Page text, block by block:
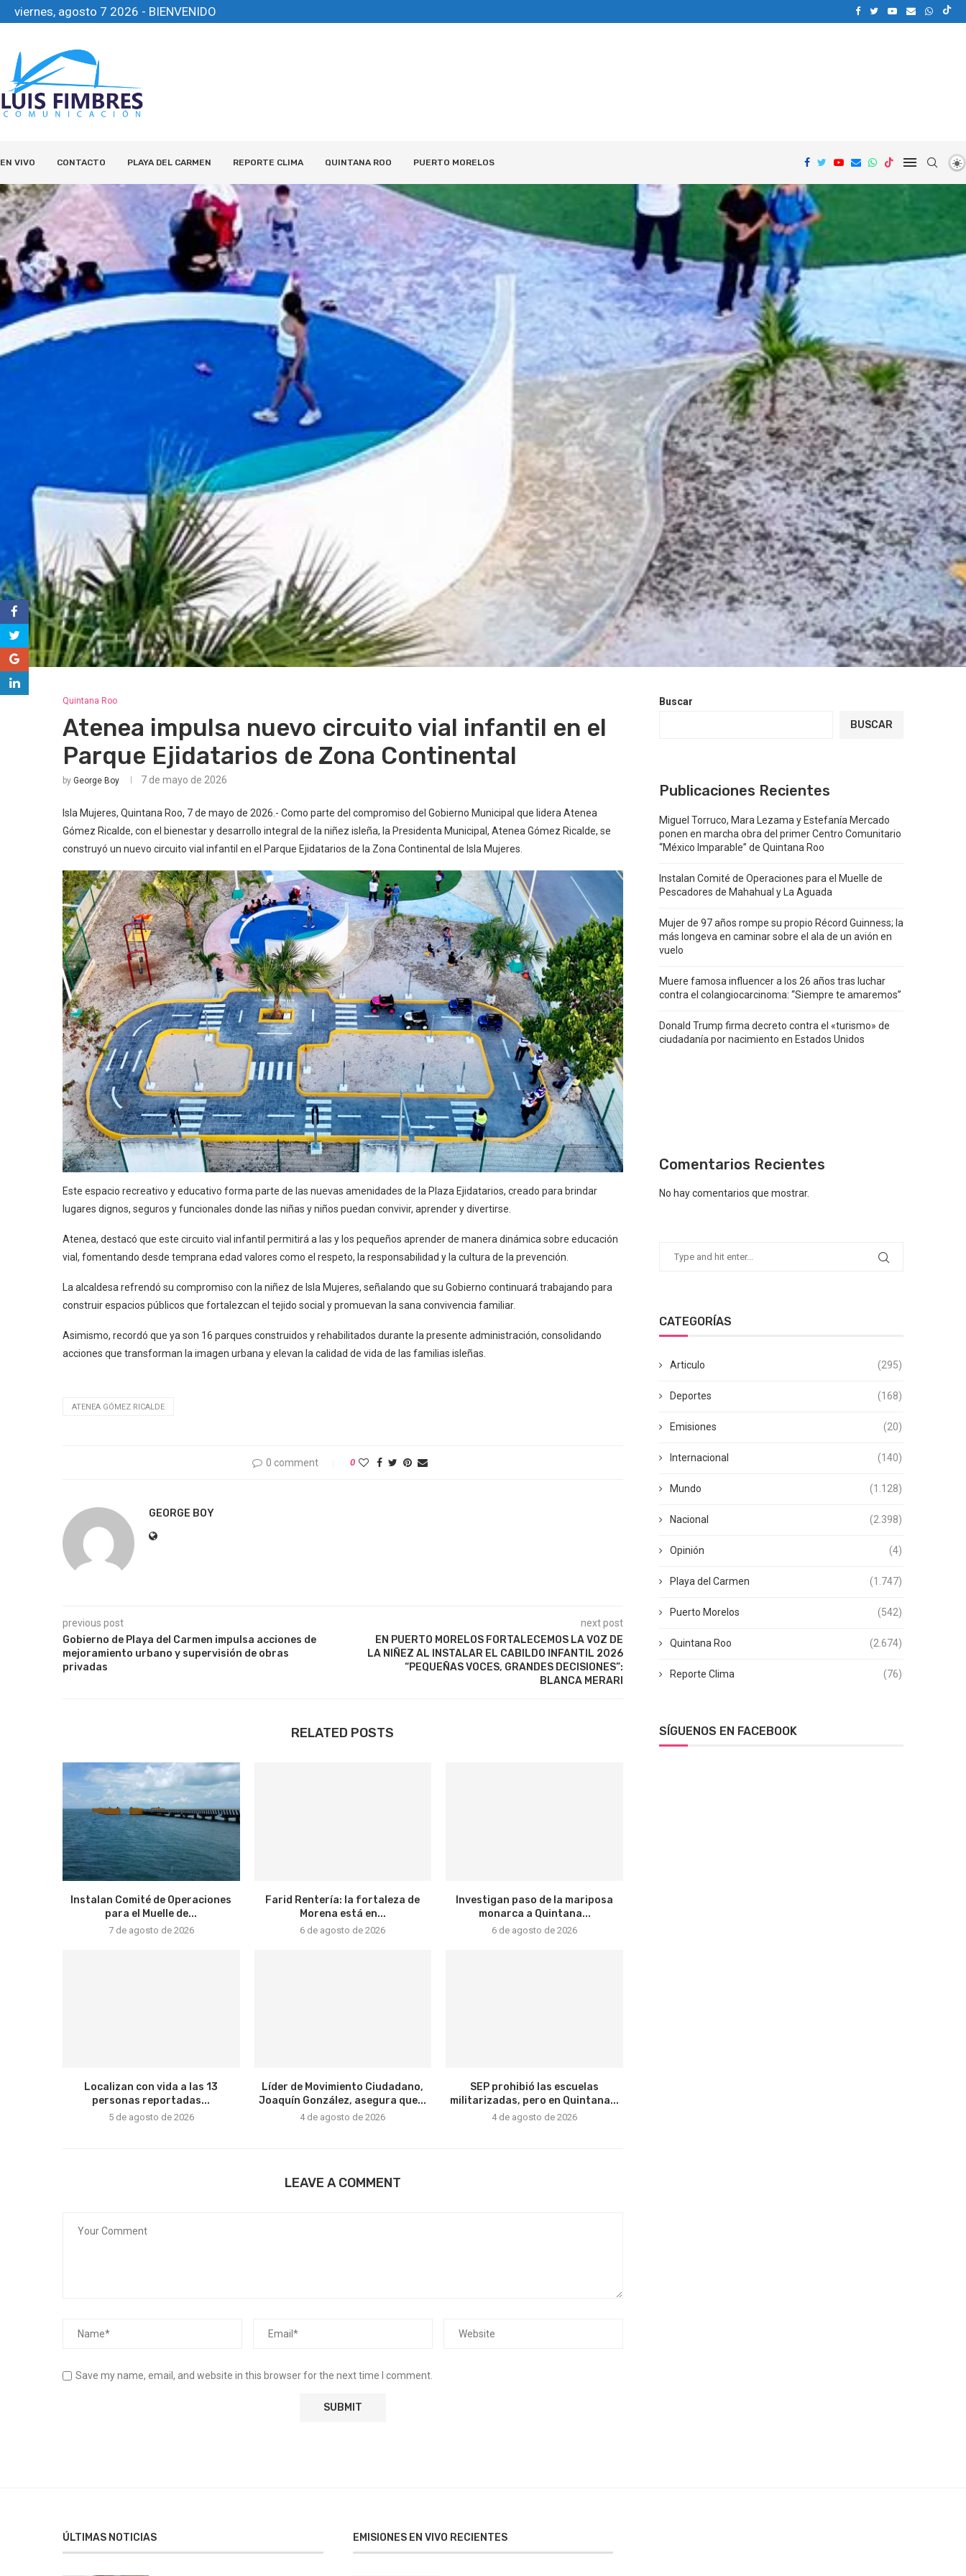
viernes, agosto 7 2026 - BIENVENIDO
EN VIVO CONTACTO PLAYA DEL CARMEN REPORTE CLIMA QUINTANA ROO PUERTO MORELOS
Quintana Roo
Atenea impulsa nuevo circuito vial infantil en el
Parque Ejidatarios de Zona Continental
by George Boy 7 de mayo de 2026
Isla Mujeres, Quintana Roo, 7 de mayo de 2026.- Como parte del compromiso del Gobierno Municipal que lidera Atenea
Gómez Ricalde, con el bienestar y desarrollo integral de la niñez isleña, la Presidenta Municipal, Atenea Gómez Ricalde, se
construyó un nuevo circuito vial infantil en el Parque Ejidatarios de la Zona Continental de Isla Mujeres.
Este espacio recreativo y educativo forma parte de las nuevas amenidades de la Plaza Ejidatarios, creado para brindar
lugares dignos, seguros y funcionales donde las niñas y niños puedan convivir, aprender y divertirse.
Atenea, destacó que este circuito vial infantil permitirá a las y los pequeños aprender de manera dinámica sobre educación
vial, fomentando desde temprana edad valores como el respeto, la responsabilidad y la cultura de la prevención.
La alcaldesa refrendó su compromiso con la niñez de Isla Mujeres, señalando que su Gobierno continuará trabajando para
construir espacios públicos que fortalezcan el tejido social y promuevan la sana convivencia familiar.
Asimismo, recordó que ya son 16 parques construidos y rehabilitados durante la presente administración, consolidando
acciones que transforman la imagen urbana y elevan la calidad de vida de las familias isleñas.
ATENEA GÓMEZ RICALDE
0 comment 0
GEORGE BOY
previous post
Gobierno de Playa del Carmen impulsa acciones de
mejoramiento urbano y supervisión de obras
privadas
next post
EN PUERTO MORELOS FORTALECEMOS LA VOZ DE
LA NIÑEZ AL INSTALAR EL CABILDO INFANTIL 2026
“PEQUEÑAS VOCES, GRANDES DECISIONES”:
BLANCA MERARI
RELATED POSTS
Instalan Comité de Operaciones
para el Muelle de...
7 de agosto de 2026
Farid Rentería: la fortaleza de
Morena está en...
6 de agosto de 2026
Investigan paso de la mariposa
monarca a Quintana...
6 de agosto de 2026
Localizan con vida a las 13
personas reportadas...
5 de agosto de 2026
Líder de Movimiento Ciudadano,
Joaquín González, asegura que...
4 de agosto de 2026
SEP prohibió las escuelas
militarizadas, pero en Quintana...
4 de agosto de 2026
LEAVE A COMMENT
Save my name, email, and website in this browser for the next time I comment.
Buscar
BUSCAR
Publicaciones Recientes
Miguel Torruco, Mara Lezama y Estefanía Mercado
ponen en marcha obra del primer Centro Comunitario
“México Imparable” de Quintana Roo
Instalan Comité de Operaciones para el Muelle de
Pescadores de Mahahual y La Aguada
Mujer de 97 años rompe su propio Récord Guinness; la
más longeva en caminar sobre el ala de un avión en
vuelo
Muere famosa influencer a los 26 años tras luchar
contra el colangiocarcinoma: “Siempre te amaremos”
Donald Trump firma decreto contra el «turismo» de
ciudadanía por nacimiento en Estados Unidos
Comentarios Recientes
No hay comentarios que mostrar.
CATEGORÍAS
Articulo (295)
Deportes (168)
Emisiones (20)
Internacional (140)
Mundo (1.128)
Nacional (2.398)
Opinión (4)
Playa del Carmen (1.747)
Puerto Morelos (542)
Quintana Roo (2.674)
Reporte Clima (76)
SÍGUENOS EN FACEBOOK
ÚLTIMAS NOTICIAS EMISIONES EN VIVO RECIENTES